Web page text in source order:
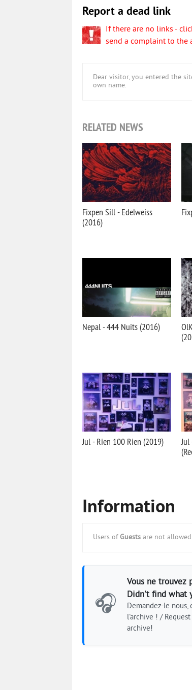
Report a dead link
If there are no links -
send a complaint to the
Dear visitor, you entered the
own name.
RELATED NEWS
Fixpen Sill - Edelweiss
(2016)
Nepal - 444 Nuits (2016)
Jul - Rien 100 Rien (2019)
Information
Users of Guests are not
🎧
Vous ne trouvez
Didn't find what
Demandez-le
l'archive ! /
archive!